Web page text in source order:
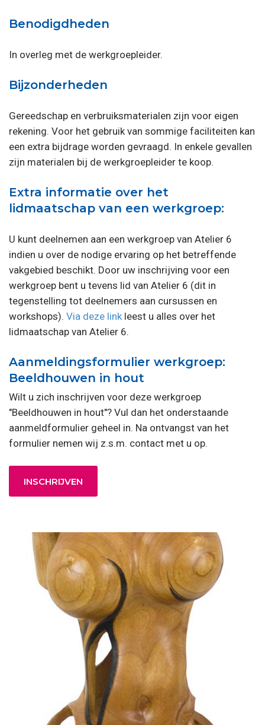
Benodigdheden
In overleg met de werkgroepleider.
Bijzonderheden
Gereedschap en verbruiksmaterialen zijn voor eigen
rekening. Voor het gebruik van sommige faciliteiten kan
een extra bijdrage worden gevraagd. In enkele gevallen
zijn materialen bij de werkgroepleider te koop.
Extra informatie over het
lidmaatschap van een werkgroep:
U kunt deelnemen aan een werkgroep van Atelier 6
indien u over de nodige ervaring op het betreffende
vakgebied beschikt. Door uw inschrijving voor een
werkgroep bent u tevens lid van Atelier 6 (dit in
tegenstelling tot deelnemers aan cursussen en
workshops). Via deze link leest u alles over het
lidmaatschap van Atelier 6.
Aanmeldingsformulier werkgroep:
Beeldhouwen in hout
Wilt u zich inschrijven voor deze werkgroep
"Beeldhouwen in hout"? Vul dan het onderstaande
aanmeldformulier geheel in. Na ontvangst van het
formulier nemen wij z.s.m. contact met u op.
INSCHRIJVEN